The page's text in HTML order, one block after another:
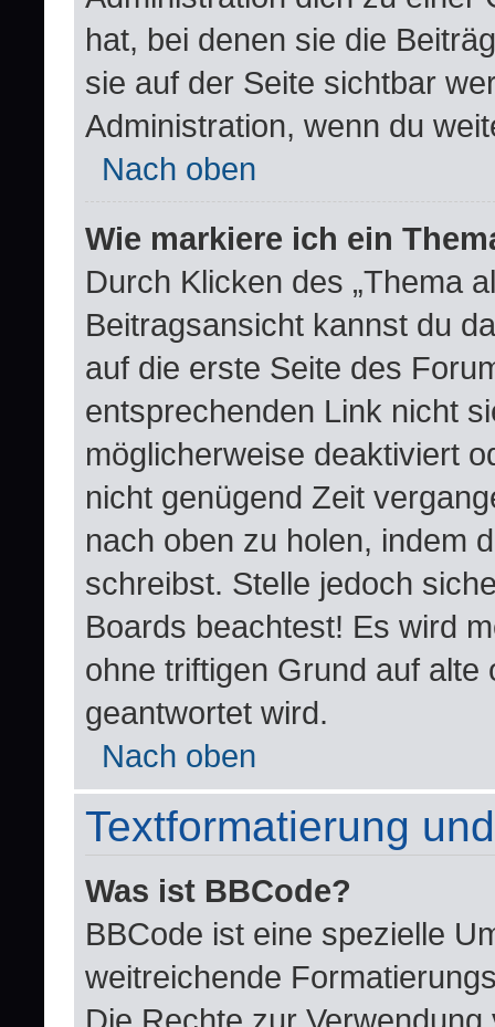
hat, bei denen sie die
sie auf der Seite sichtbar
Administration, wenn du
Nach oben
Wie markiere ich ein
Durch Klicken des „Thema
Beitragsansicht kannst du
auf die erste Seite des
entsprechenden Link nicht
möglicherweise deaktiviert
nicht genügend Zeit
nach oben zu holen, indem
schreibst. Stelle jedoch
Boards beachtest! Es wird
ohne triftigen Grund auf
geantwortet wird.
Nach oben
Textformatierung
Was ist BBCode?
BBCode ist eine spezielle
weitreichende